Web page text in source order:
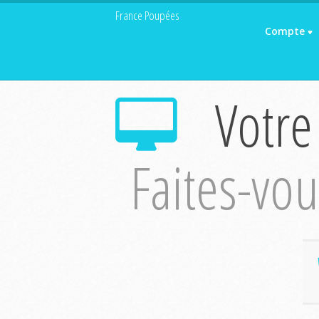
France Poupées
Compte
Faites-